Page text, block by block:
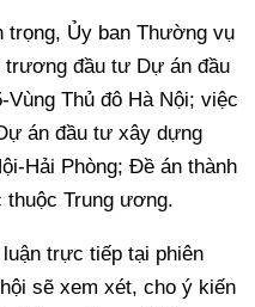
trọng, Ủy ban Thường vụ
đầu tư Dự án đầu
Thủ đô Hà Nội; việc
án đầu tư xây dựng
Hải Phòng; Đề án thành
thuộc Trung ương.
trực tiếp tại phiên
sẽ xem xét, cho ý kiến